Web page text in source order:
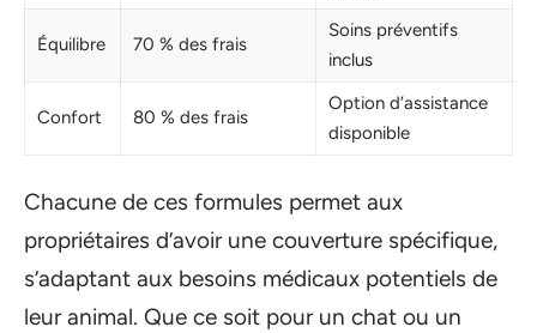
Équilibre 70 % des frais
Soins préventifs
inclus
Confort 80 % des frais
Option d’assistance
disponible
Chacune de ces formules permet aux
propriétaires d’avoir une couverture spécifique,
s’adaptant aux besoins médicaux potentiels de
leur animal. Que ce soit pour un chat ou un